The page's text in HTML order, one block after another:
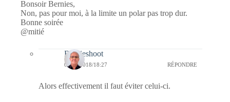
Bonsoir Bernies,
Non, pas pour moi, à la limite un polar pas trop dur.
Bonne soirée
@mitié
Bernieshoot
02/02/2018/18:27 RÉPONDRE
Alors effectivement il faut éviter celui-ci.